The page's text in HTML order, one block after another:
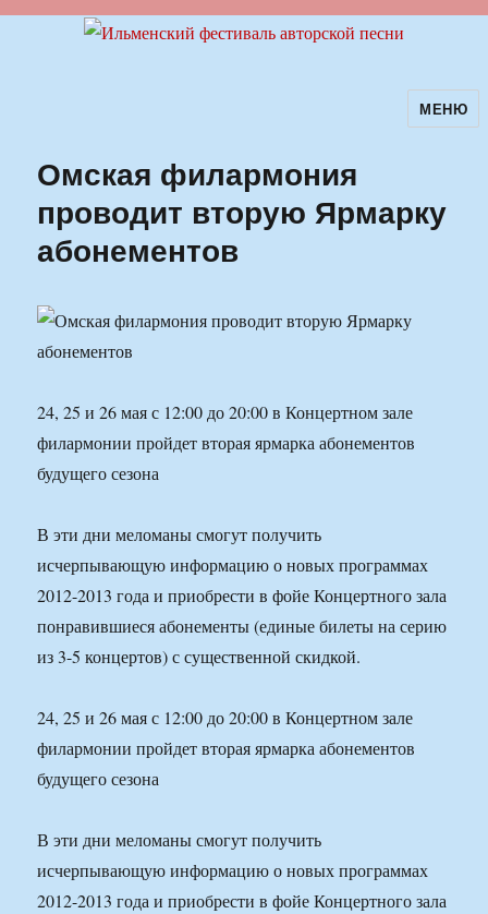
Ильменский фестиваль авторскойМЕНЮ
Омская филармония
проводит вторую Ярмарку
абонементов
24, 25 и 26 мая с 12:00 до 20:00 в Концертном зале
филармонии пройдет вторая ярмарка абонементов
будущего сезона
В эти дни меломаны смогут получить
исчерпывающую информацию о новых программах
2012-2013 года и приобрести в фойе Концертного зала
понравившиеся абонементы (единые билеты на серию
из 3-5 концертов) с существенной скидкой.
24, 25 и 26 мая с 12:00 до 20:00 в Концертном зале
филармонии пройдет вторая ярмарка абонементов
будущего сезона
В эти дни меломаны смогут получить
исчерпывающую информацию о новых программах
2012-2013 года и приобрести в фойе Концертного зала